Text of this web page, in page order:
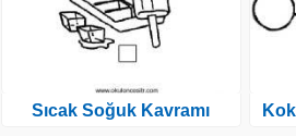
Sıcak Soğuk Kavramı